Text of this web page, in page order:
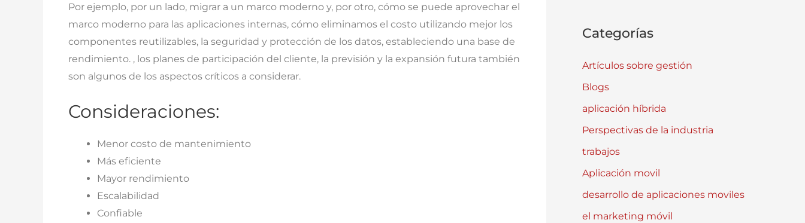
Por ejemplo, por un lado, migrar a un marco moderno y, por otro, cómo se puede aprovechar el
marco moderno para las aplicaciones internas, cómo eliminamos el costo utilizando mejor los
componentes reutilizables, la seguridad y protección de los datos, estableciendo una base de
rendimiento. , los planes de participación del cliente, la previsión y la expansión futura también
son algunos de los aspectos críticos a considerar.
Consideraciones:
Menor costo de mantenimiento
Más eficiente
Mayor rendimiento
Escalabilidad
Confiable
Categorías
Artículos sobre gestión
Blogs
aplicación híbrida
Perspectivas de la industria
trabajos
Aplicación movil
desarrollo de aplicaciones moviles
el marketing móvil